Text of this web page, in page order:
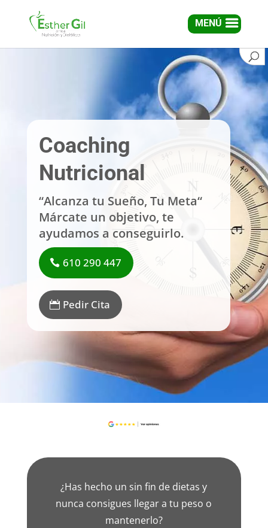
MENÚ
Coaching
Nutricional
“Alcanza tu Sueño, Tu Meta“
Márcate un objetivo, te
ayudamos a conseguirlo.
610 290 447
Pedir Cita
¿Has hecho un sin fin de dietas y
nunca consigues llegar a tu peso o
mantenerlo?